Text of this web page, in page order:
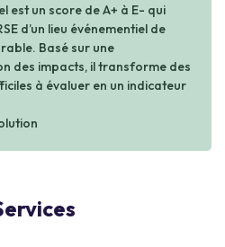
est un score de A+ à E- qui
d’un lieu événementiel de
Basé sur une
des impacts, il transforme des
à évaluer en un indicateur